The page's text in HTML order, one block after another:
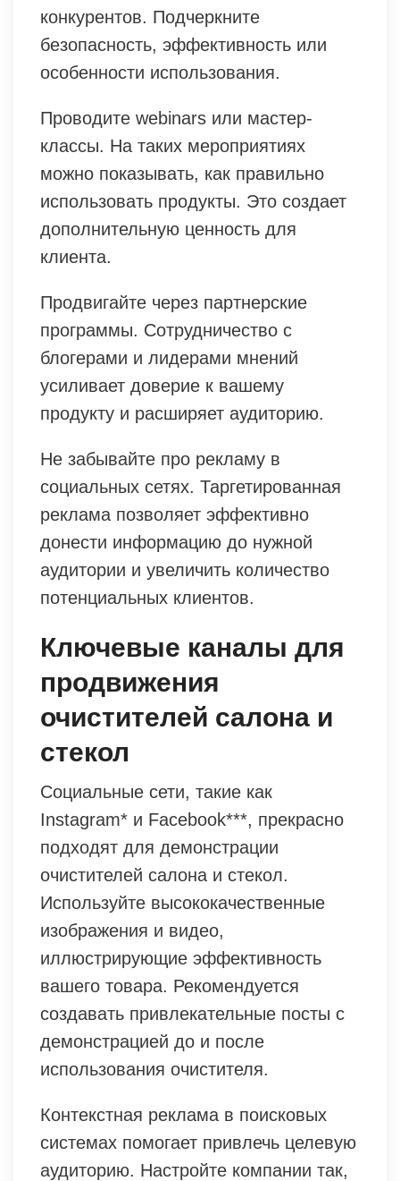
конкурентов. Подчеркните
безопасность, эффективность или
особенности использования.
Проводите webinars или мастер-
классы. На таких мероприятиях
можно показывать, как правильно
использовать продукты. Это создает
дополнительную ценность для
клиента.
Продвигайте через партнерские
программы. Сотрудничество с
блогерами и лидерами мнений
усиливает доверие к вашему
продукту и расширяет аудиторию.
Не забывайте про рекламу в
социальных сетях. Таргетированная
реклама позволяет эффективно
донести информацию до нужной
аудитории и увеличить количество
потенциальных клиентов.
Ключевые каналы для
продвижения
очистителей салона и
стекол
Социальные сети, такие как
Instagram* и Facebook***, прекрасно
подходят для демонстрации
очистителей салона и стекол.
Используйте высококачественные
изображения и видео,
иллюстрирующие эффективность
вашего товара. Рекомендуется
создавать привлекательные посты с
демонстрацией до и после
использования очистителя.
Контекстная реклама в поисковых
системах помогает привлечь целевую
аудиторию. Настройте компании так,